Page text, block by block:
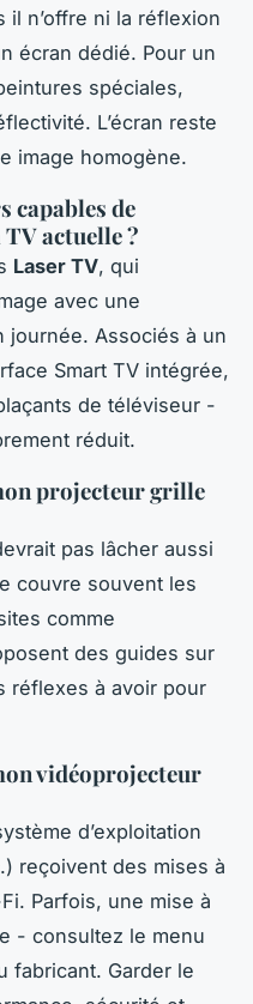
il n’offre ni la réflexion
écran dédié. Pour un
spéciales,
L’écran reste
image homogène.
capables de
actuelle ?
Laser TV, qui
avec une
journée. Associés à un
Smart TV intégrée,
de téléviseur -
réduit.
projecteur grille
pas lâcher aussi
couvre souvent les
comme
des guides sur
réflexes à avoir pour
vidéoprojecteur
d’exploitation
reçoivent des mises à
Parfois, une mise à
- consultez le menu
fabricant. Garder le